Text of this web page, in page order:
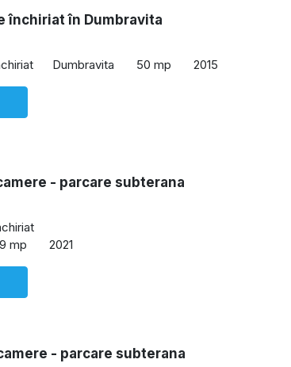
închiriat în Dumbravita
Dumbravita 50 mp 2015
- parcare subterana
mp 2021
- parcare subterana